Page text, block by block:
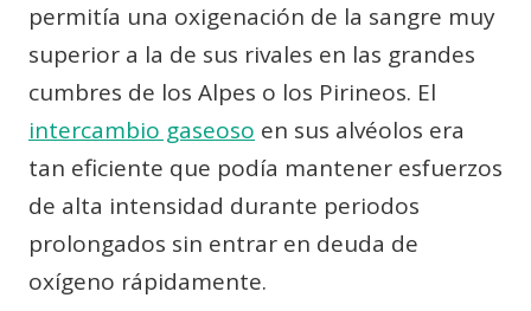
permitía una oxigenación de la sangre muy
superior a la de sus rivales en las grandes
cumbres de los Alpes o los Pirineos. El
intercambio gaseoso en sus alvéolos era
tan eficiente que podía mantener esfuerzos
de alta intensidad durante periodos
prolongados sin entrar en deuda de
oxígeno rápidamente.